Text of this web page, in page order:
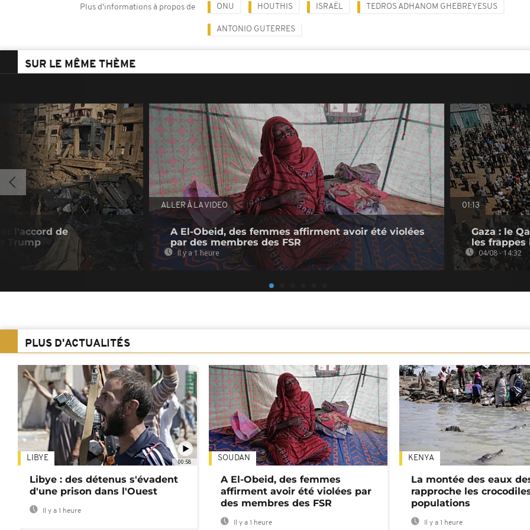
Plus d'informations à propos de ONU HOUTHIS ISRAËL TEDROS ADHANOM GHEBREYESUS
ANTONIO GUTERRES
SUR LE MÊME THÈME
l'accord de
Trump
ALLER À LA VIDEO
A El-Obeid, des femmes affirment avoir été violées
par des membres des FSR
Il y a 1 heure
01:13
Gaza : le
les frappes
04/08 - 14:32
PLUS D'ACTUALITÉS
00:58
LIBYE
Libye : des détenus s'évadent
d'une prison dans l'Ouest
Il y a 1 heure
SOUDAN
A El-Obeid, des femmes
affirment avoir été violées par
des membres des FSR
Il y a 1 heure
KENYA
La montée des eaux
rapproche les
populations
Il y a 1 heure